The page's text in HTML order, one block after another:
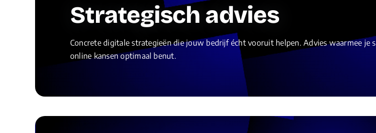
Strategisch advies
Concrete digitale strategieën die jouw bedrijf écht vooruit helpen. Advies waarmee je
online kansen optimaal benut.